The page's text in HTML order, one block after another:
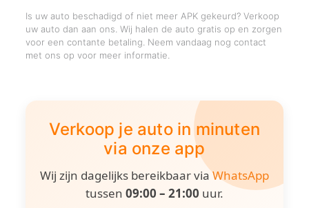
Is uw auto beschadigd of niet meer APK gekeurd? Verkoop
uw auto dan aan ons. Wij halen de auto gratis op en zorgen
voor een contante betaling. Neem vandaag nog contact
met ons op voor meer informatie.
Verkoop je auto in minuten
via onze app
Wij zijn dagelijks bereikbaar viaWhatsApp
tussen 09:00 – 21:00 uur.